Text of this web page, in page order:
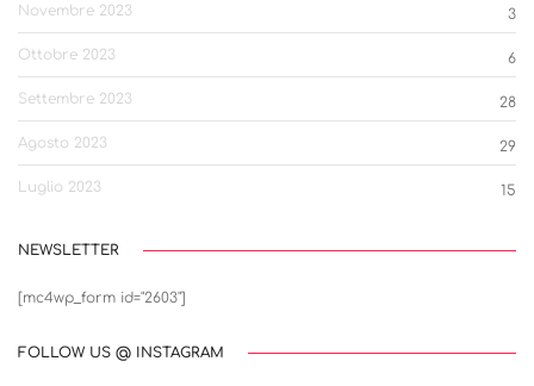
Novembre 2023 3
Ottobre 2023 6
Settembre 2023 28
Agosto 2023 29
Luglio 2023 15
NEWSLETTER
[mc4wp_form id="2603"]
FOLLOW US @ INSTAGRAM